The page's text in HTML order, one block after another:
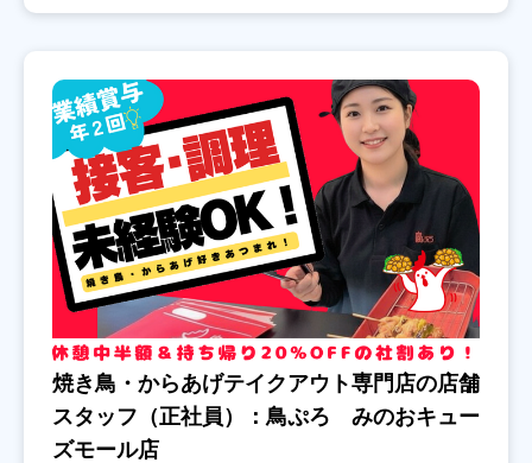
焼き鳥・からあげテイクアウト専門店の店舗
スタッフ（正社員）：鳥ぷろ みのおキュー
ズモール店